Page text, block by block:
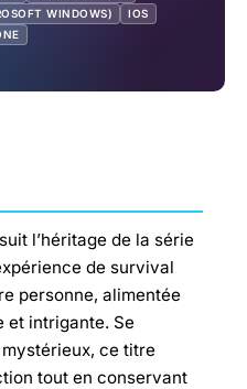
WINDOWS)
IOS
l’héritage de la série
de survival
personne, alimentée
et intrigante. Se
ce titre
tout en conservant